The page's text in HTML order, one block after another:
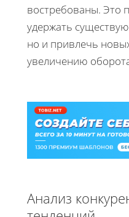
востребованы. Это
удержать
но и привлечь
увеличению
Анализ